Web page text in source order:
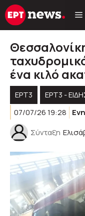
Μετάβαση
σε
ένα κιλό
ΕΡΤ3 ΕΡΤ3 -
07/07/26 19:28
Σύνταξη